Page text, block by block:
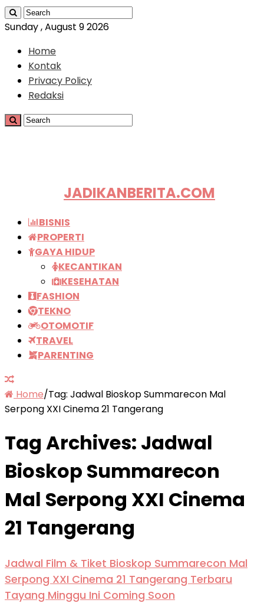
Sunday , August 9 2026
Home
Kontak
Privacy Policy
Redaksi
JADIKANBERITA.COM
BISNIS
PROPERTI
GAYA HIDUP
KECANTIKAN
KESEHATAN
FASHION
TEKNO
OTOMOTIF
TRAVEL
PARENTING
Home/Tag: Jadwal Bioskop Summarecon Mal
Serpong XXI Cinema 21 Tangerang
Tag Archives: Jadwal
Bioskop Summarecon
Mal Serpong XXI Cinema
21 Tangerang
Jadwal Film & Tiket Bioskop Summarecon Mal
Serpong XXI Cinema 21 Tangerang Terbaru
Tayang Minggu Ini Coming Soon